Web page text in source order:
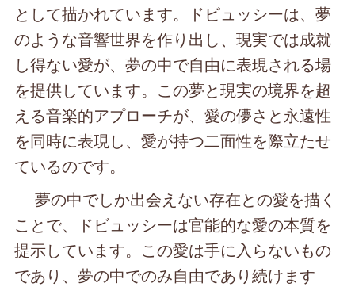
として描かれています。ドビュッシーは、夢
のような音響世界を作り出し、現実では成就
し得ない愛が、夢の中で自由に表現される場
を提供しています。この夢と現実の境界を超
える音楽的アプローチが、愛の儚さと永遠性
を同時に表現し、愛が持つ二面性を際立たせ
ているのです。
夢の中でしか出会えない存在との愛を描く
ことで、ドビュッシーは官能的な愛の本質を
提示しています。この愛は手に入らないもの
であり、夢の中でのみ自由であり続けます